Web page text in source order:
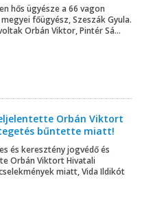
hős ügyésze a 66 vagon
főügyész, Szeszák Gyula.
Orbán Viktor, Pintér Sá...
Orbán Viktort
bűntette miatt!
és keresztény jogvédő és
Orbán Viktort Hivatali
miatt, Vida Ildikót